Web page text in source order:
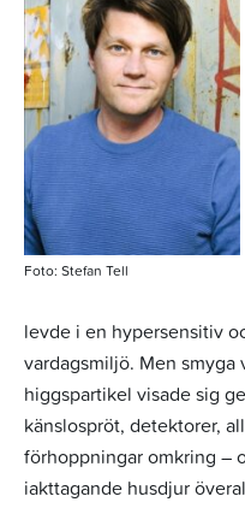
Foto: Stefan Tell
levde i en hypersensitiv
vardagsmiljö. Men smyga
higgspartikel visade sig
känslospröt, detektorer,
förhoppningar omkring –
iakttagande husdjur